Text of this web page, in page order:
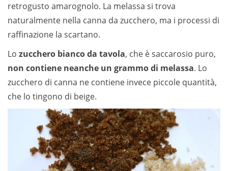
retrogusto amarognolo. La melassa si trova
naturalmente nella canna da zucchero, ma i processi di
raffinazione la scartano.
Lo zucchero bianco da tavola, che è saccarosio puro,
non contiene neanche un grammo di melassa. Lo
zucchero di canna ne contiene invece piccole quantità,
che lo tingono di beige.